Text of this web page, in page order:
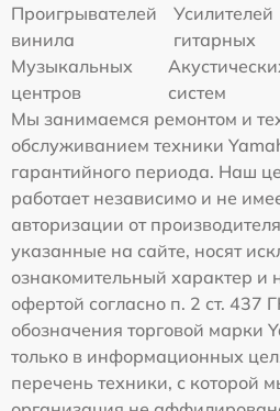
Проигрывателей
винила
Усилителей
гитарных
Музыкальных
центров
систем
Мы занимаемся ремонтом и
обслуживанием техники
гарантийного периода. Наш
работает независимо и не
авторизации от
указанные на сайте, носят
ознакомительный характер и
офертой согласно п. 2 ст. 437
обозначения торговой марки
только в информационных
перечень техники, с которой